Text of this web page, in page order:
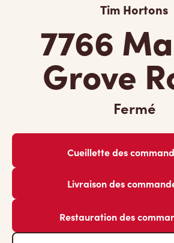
Tim Hortons
7766
Grove
Fermé
Cueillette des
Livraison des
Restauration des